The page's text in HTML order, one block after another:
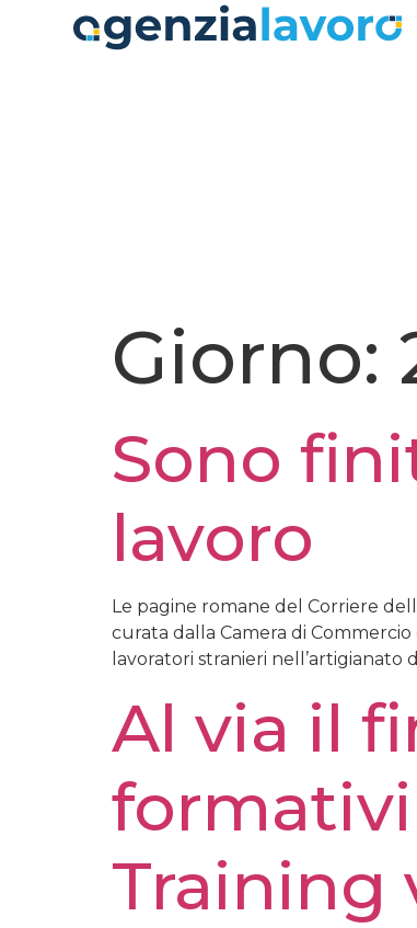
contenuto
Giorno:
Sono
lavoro
Le pagine romane del Corriere
curata dalla Camera di
lavoratori stranieri nell’artigianato
Al via il
Training